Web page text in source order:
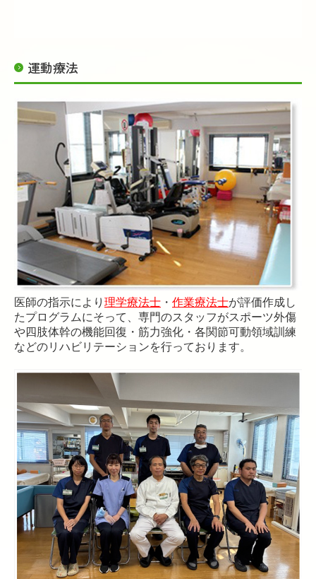
運動療法
医師の指示により 理学療法士 ・ 作業療法士が評価作成し
たプログラムにそって、専門のスタッフがスポーツ外傷
や四肢体幹の機能回復・筋力強化・各関節可動領域訓練
などのリハビリテーションを行っております。